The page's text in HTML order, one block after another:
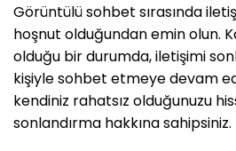
Görüntülü sohbet sırasında
hoşnut olduğundan emin olun.
olduğu bir durumda, iletişimi
kişiyle sohbet etmeye devam
kendiniz rahatsız olduğunuzu
sonlandırma hakkına sahipsiniz.